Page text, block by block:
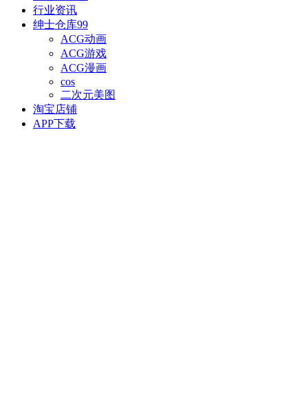
行业资讯
绅士仓库99
ACG动画
ACG游戏
ACG漫画
cos
二次元美图
淘宝店铺
APP下载